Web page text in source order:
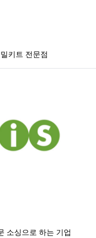
키트 전문점
소싱으로 하는 기업